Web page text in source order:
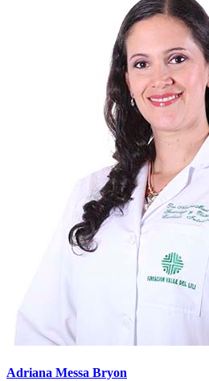
Adriana Messa Bryon